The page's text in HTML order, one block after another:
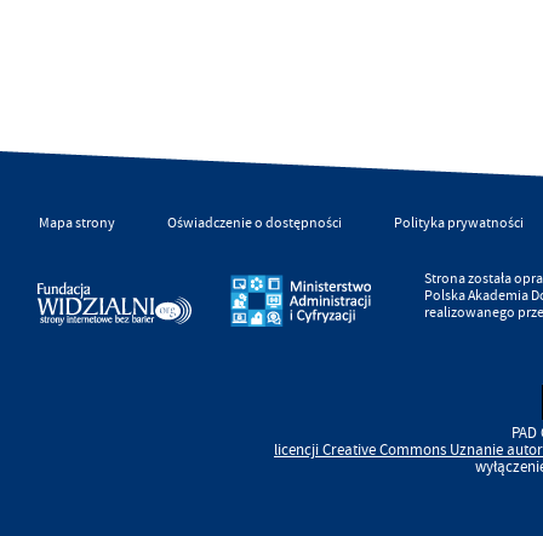
Mapa strony Oświadczenie o dostępności Polityka prywatności
Strona została
Polska Akademia
realizowanego
licencjiCreative Commons Uznanie